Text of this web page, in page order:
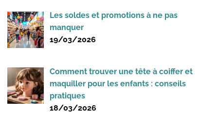
Les soldes et promotions à ne pas
manquer
19/03/2026
Comment trouver une tête à coiffer et
maquiller pour les enfants : conseils
pratiques
18/03/2026